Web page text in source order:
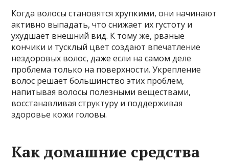
Когда волосы становятся хрупкими, они начинают
активно выпадать, что снижает их густоту и
ухудшает внешний вид. К тому же, рваные
кончики и тусклый цвет создают впечатление
нездоровых волос, даже если на самом деле
проблема только на поверхности. Укрепление
волос решает большинство этих проблем,
напитывая волосы полезными веществами,
восстанавливая структуру и поддерживая
здоровье кожи головы.
Как домашние средства